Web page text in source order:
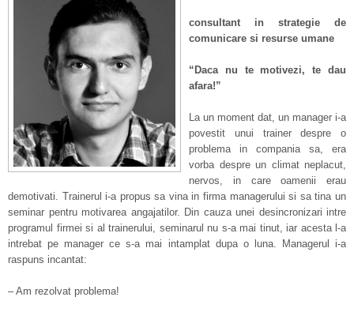
consultant in strategie de
comunicare si resurse umane
“Daca nu te motivezi, te dau
afara!”
La un moment dat, un manager i-a
povestit unui trainer despre o
problema in compania sa, era
vorba despre un climat neplacut,
nervos, in care oamenii erau
demotivati. Trainerul i-a propus sa vina in firma managerului si sa tina un
seminar pentru motivarea angajatilor. Din cauza unei desincronizari intre
programul firmei si al trainerului, seminarul nu s-a mai tinut, iar acesta l-a
intrebat pe manager ce s-a mai intamplat dupa o luna. Managerul i-a
raspuns incantat:
– Am rezolvat problema!